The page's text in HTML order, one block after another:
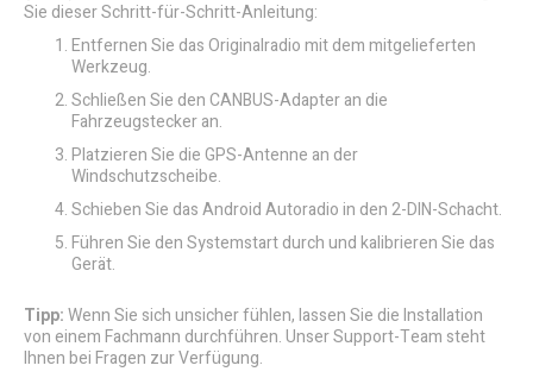
Sie dieser Schritt-für-Schritt-Anleitung:
Entfernen Sie das Originalradio mit dem mitgelieferten
Werkzeug.
Schließen Sie den CANBUS-Adapter an die
Fahrzeugstecker an.
Platzieren Sie die GPS-Antenne an der
Windschutzscheibe.
Schieben Sie das Android Autoradio in den 2-DIN-Schacht.
Führen Sie den Systemstart durch und kalibrieren Sie das
Gerät.
Tipp:Wenn Sie sich unsicher fühlen, lassen Sie die Installation
von einem Fachmann durchführen. Unser Support-Team steht
Ihnen bei Fragen zur Verfügung.